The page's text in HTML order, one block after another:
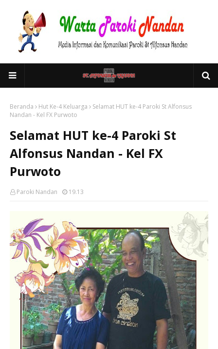
Beranda Hut Ke-4 Keluarga
Selamat HUT ke-4 Paroki St Alfonsus
Nandan - Kel FX Purwoto
Selamat HUT ke-4 Paroki St
Alfonsus Nandan - Kel FX
Purwoto
Paroki Nandan 19.13